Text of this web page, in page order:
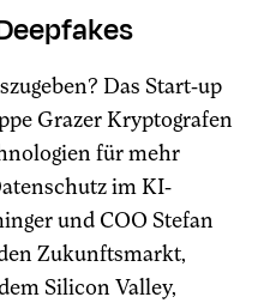
Das Start-up
Grazer Kryptografen
für mehr
im KI-
und COO Stefan
Zukunftsmarkt,
Silicon Valley,